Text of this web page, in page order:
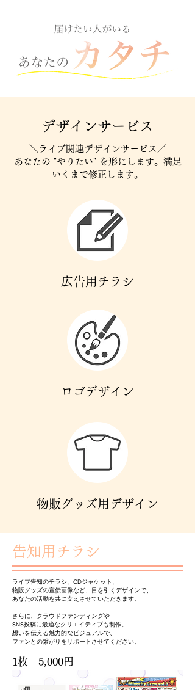
デザインサービス
＼ライブ関連デザインサービス／
あなたの "やりたい" を形にします。満足
いくまで修正します。
広告用チラシ
ロゴデザイン
物販グッズ用デザイン
告知用チラシ
ライブ告知のチラシ、CDジャケット、
物販グッズの宣伝画像など、目を引くデザインで、
あなたの活動を共に支えさせていただきます。
さらに、クラウドファンディングや
SNS投稿に最適なクリエイティブも制作。
想いを伝える魅力的なビジュアルで、
ファンとの繋がりをサポートさせてください。
1枚 5,000円